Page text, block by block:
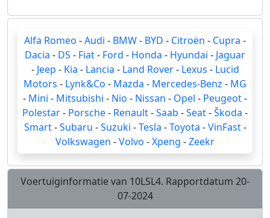
Alfa Romeo -Audi - BMW- BYD - Citroën - Cupra -
Dacia - DS - Fiat- Ford - Honda - Hyundai - Jaguar
- Jeep - Kia - Lancia - Land Rover- Lexus - Lucid
Motors - Lynk&Co - Mazda - Mercedes-Benz - MG
- Mini - Mitsubishi - Nio - Nissan - Opel - Peugeot-
Polestar- Porsche- Renault-Saab -Seat-Škoda -
Smart-Subaru -Suzuki -Tesla -Toyota -VinFast-
Volkswagen -Volvo -Xpeng -Zeekr
Voertuiginformatie van 10LSL4. Rapportdatum 20-
07-2024